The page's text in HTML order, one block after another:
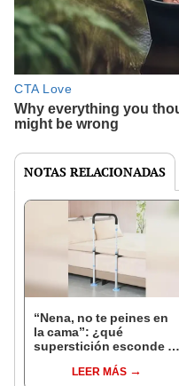
NOTAS RELACIONADAS
“Nena, no te peines en
la cama”: ¿qué
superstición esconde la
Enanitos Verdes?
LEER MÁS